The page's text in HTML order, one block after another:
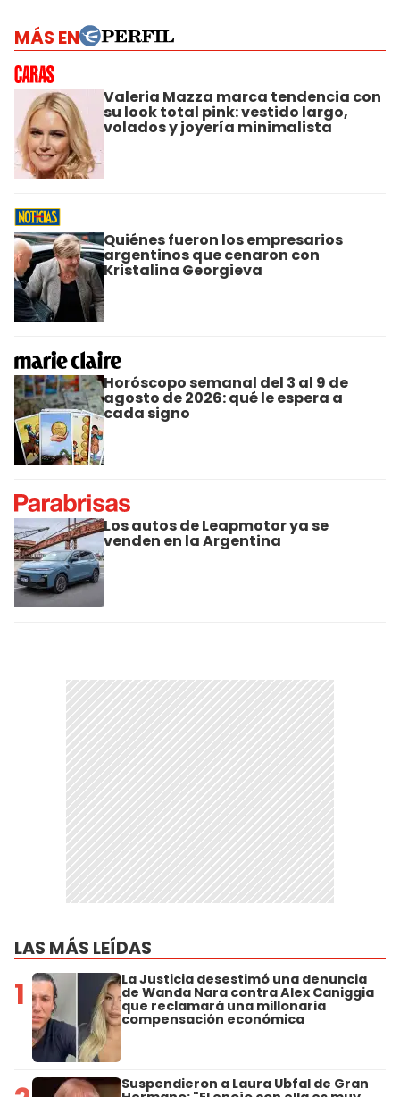
MÁS EN
Valeria Mazza marca tendencia con
su look total pink: vestido largo,
volados y joyería minimalista
Quiénes fueron los empresarios
argentinos que cenaron con
Kristalina Georgieva
Horóscopo semanal del 3 al 9 de
agosto de 2026: qué le espera a
cada signo
Los autos de Leapmotor ya se
venden en la Argentina
LAS MÁS LEÍDAS
1 La Justicia desestimó una denuncia
de Wanda Nara contra Alex Caniggia
que reclamará una millonaria
compensación económica
Suspendieron a Laura Ubfal de Gran